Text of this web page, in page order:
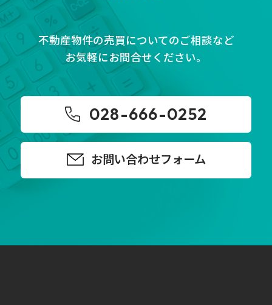
不動産物件の売買についてのご相談など
お気軽にお問合せください。
028-666-0252
お問い合わせフォーム